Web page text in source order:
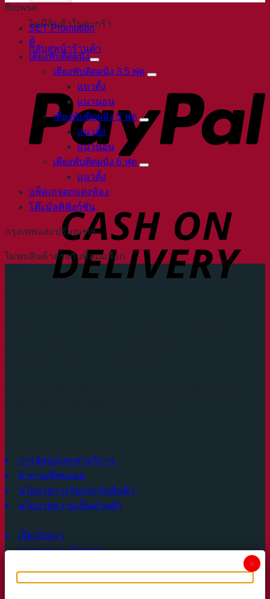
ไม่มีสินค้าในตะกร้า
กลับสู่หน้าร้านค้า
Browse
SET Promotion
ตู้
เตียงพับติดผนัง
เตียงพับติดผนัง 3.5 ฟุต
แนวตั้ง
แนวนอน
เตียงพับติดผนัง 5 ฟุต
แนวตั้ง
แนวนอน
เตียงพับติดผนัง 6 ฟุต
แนวตั้ง
แพ็คเกจตกแต่งห้อง
โต๊ะมัลติฟังก์ชัน
กรุงเทพและปริมณฑล
ไม่พบสินค้าตรงกับที่คุณเลือก
การจัดส่งและค่าบริการ
คำถามที่พบบ่อย
นโยบายการรับประกันสินค้า
นโยบายความเป็นส่วนตัว
เกี่ยวกับเรา
ข่าวสารและกิจกรรม
×